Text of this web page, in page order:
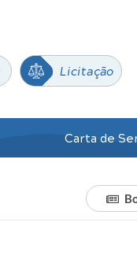
Licitação
Carta de